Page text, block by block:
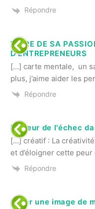
Répondre
VIVRE DE SA
D'ENTREPRENEURS
[…] carte mentale, un
plus, j’aime aider les
Répondre
La peur de l'échec
[…] créatif : La
et d’éloigner cette
Répondre
Créer une image de